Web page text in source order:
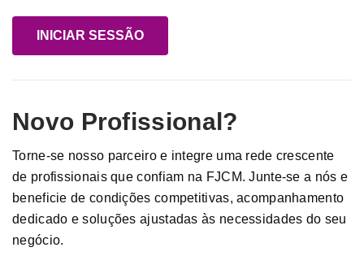
INICIAR SESSÃO
Novo Profissional?
Torne-se nosso parceiro e integre uma rede crescente
de profissionais que confiam na FJCM. Junte-se a nós e
beneficie de condições competitivas, acompanhamento
dedicado e soluções ajustadas às necessidades do seu
negócio.